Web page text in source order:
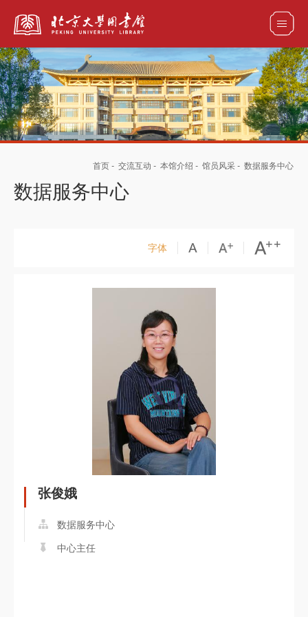
全部资源
首页 - 交流互动 - 本馆介绍 - 馆员风采 - 数据服务中心
数据服务中心
字体
张俊娥
数据服务中心
中心主任